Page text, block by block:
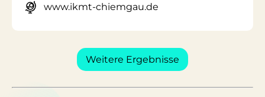
www.ikmt-chiemgau.de
Weitere Ergebnisse